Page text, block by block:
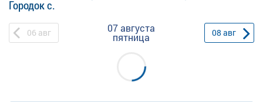
Городок с.
06 авг 07 августа
пятница 08 авг